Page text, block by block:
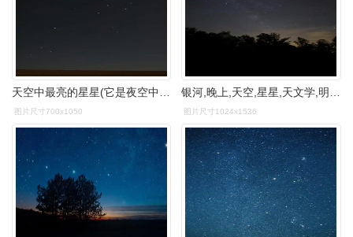
图片尺寸700x1050 图片尺寸1024x1536